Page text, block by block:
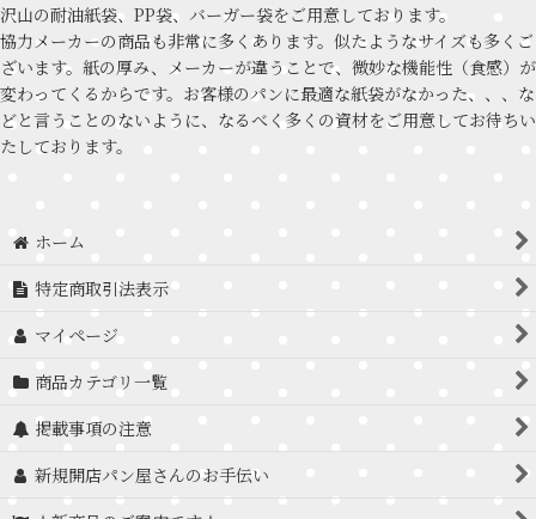
沢山の耐油紙袋、PP袋、バーガー袋をご用意しております。
協力メーカーの商品も非常に多くあります。似たようなサイズも多くご
ざいます。紙の厚み、メーカーが違うことで、微妙な機能性（食感）が
変わってくるからです。お客様のパンに最適な紙袋がなかった、、、な
どと言うことのないように、なるべく多くの資材をご用意してお待ちい
たしております。
ホーム
特定商取引法表示
マイページ
商品カテゴリ一覧
掲載事項の注意
新規開店パン屋さんのお手伝い